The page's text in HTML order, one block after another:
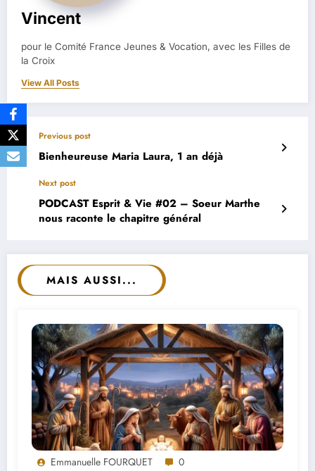
Vincent
pour le Comité France Jeunes & Vocation, avec les Filles de
la Croix
View All Posts
Previous post
Bienheureuse Maria Laura, 1 an déjà
Next post
PODCAST Esprit & Vie #02 – Soeur Marthe
nous raconte le chapitre général
MAIS AUSSI...
Emmanuelle FOURQUET 0